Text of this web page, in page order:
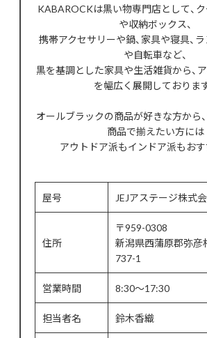
KABAROCKは黒い物専門店として、
や収納ボックス、
携帯アクセサリーや鍋、家具や寝具、
や自転車など、
黒を基調とした家具や生活雑貨から、
を幅広く展開しておりま
オールブラックの商品が好きな方から
商品で揃えたい方には
アウトドア派もインドア派もおす
屋号 JEJアステージ株式
住所
〒959-0308
新潟県西蒲原郡弥彦
737-1
営業時間 8:30～17:30
担当者名 鈴木香織